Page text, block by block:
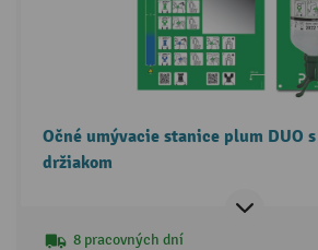
Očné umývacie stanice plum DUO
držiakom
8 pracovných dní